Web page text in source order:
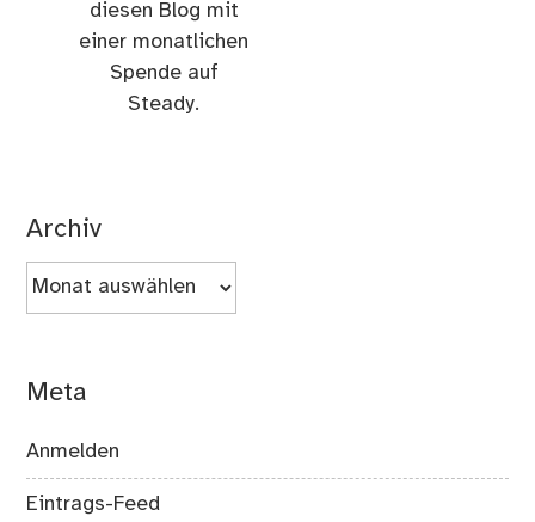
diesen Blog mit
einer monatlichen
Spende auf
Steady.
Archiv
Archiv
Meta
Anmelden
Eintrags-Feed